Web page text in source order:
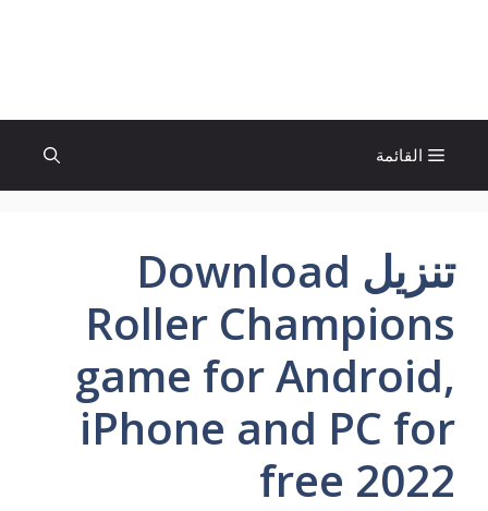
القائمة
تنزيل Download
Roller Champions
game for Android,
iPhone and PC for
free 2022